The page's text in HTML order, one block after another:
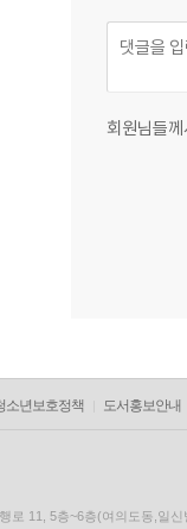
회원님들
소년보호정책 도서홍보안내
로 11, 5층~6층(여의도동,일신